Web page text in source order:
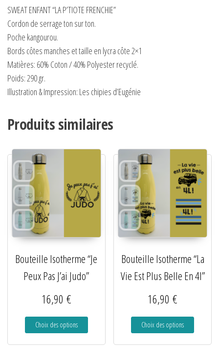
SWEAT ENFANT “LA P’TIOTE FRENCHIE”
Cordon de serrage ton sur ton.
Poche kangourou.
Bords côtes manches et taille en lycra côte 2×1
Matières: 60% Coton / 40% Polyester recyclé.
Poids: 290 gr.
Illustration & Impression: Les chipies d’Eugénie
Produits similaires
Bouteille Isotherme “Je
Peux Pas J’ai Judo”
16,90 €
Choix des options
Bouteille Isotherme “La
Vie Est Plus Belle En 4l”
16,90€
Choix des options